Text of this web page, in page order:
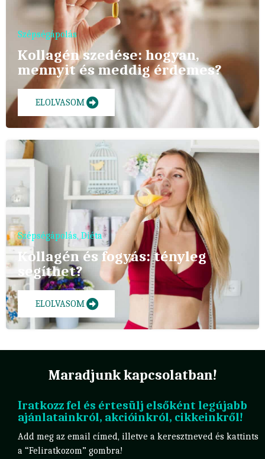
Szépségápolás
Kollagén szedése: hogyan,
mennyit és meddig érdemes?
ELOLVASOM
Szépségápolás, Diéta
Kollagén és fogyás: tényleg
segíthet?
ELOLVASOM
Maradjunk kapcsolatban!
Iratkozz fel és értesülj elsőként legújabb
ajánlatainkról, akcióinkról, cikkeinkről!
Add meg az email címed, illetve a keresztneved és kattints
a “Feliratkozom” gombra!